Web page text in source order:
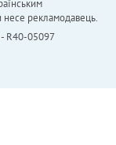
несе рекламодавець.
- R40-05097